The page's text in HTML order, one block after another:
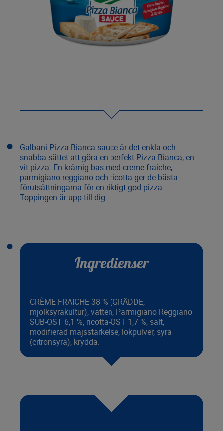
Galbani Pizza Bianca sauce är det enkla och
snabba sättet att göra en perfekt Pizza Bianca, en
vit pizza. En krämig bas med creme fraiche,
parmigiano reggiano och ricotta ger de bästa
förutsättningarna för en riktigt god pizza.
Toppingen är upp till dig.
Ingredienser
CRÈME FRAICHE 38 % (GRÄDDE,
mjölksyrakultur), vatten, Parmigiano Reggiano
SUB-OST 6,1 %, ricotta-OST 1,7 %, salt,
modifierad majsstärkelse, lökpulver, syra
(citronsyra), krydda.